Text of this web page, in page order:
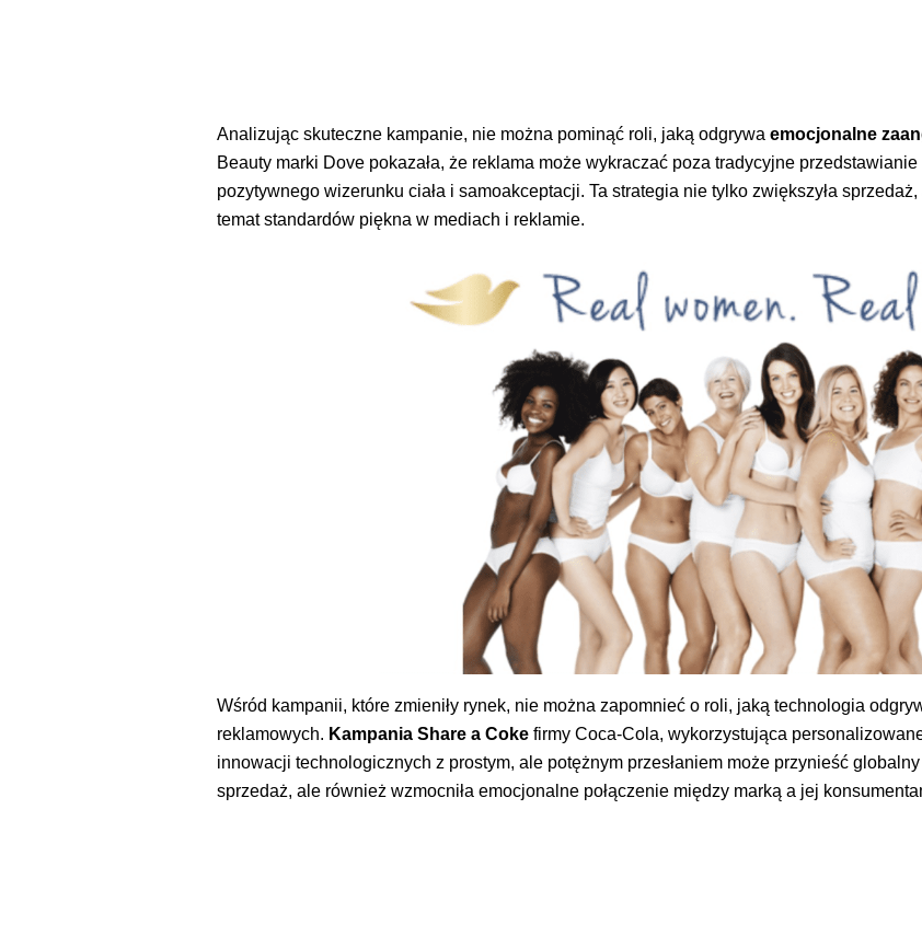
Analizując skuteczne kampanie, nie można pominąć roli, jaką odgrywa emocjonalne
Beauty marki Dove pokazała, że reklama może wykraczać poza tradycyjne
pozytywnego wizerunku ciała i samoakceptacji. Ta strategia nie tylko zwiększyła
temat standardów piękna w mediach i reklamie.
Wśród kampanii, które zmieniły rynek, nie można zapomnieć o roli, jaką technologia
reklamowych. Kampania Share a Coke firmy Coca-Cola, wykorzystująca
innowacji technologicznych z prostym, ale potężnym przesłaniem może przynieść
sprzedaż, ale również wzmocniła emocjonalne połączenie między marką a jej